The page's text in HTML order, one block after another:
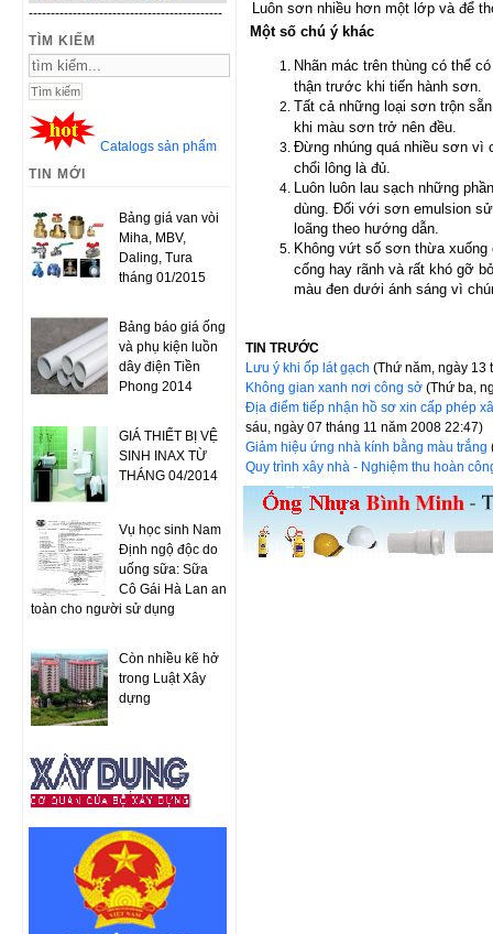
--------------------------------------------
TÌM KIẾM
Catalogs sản phẩm
TIN MỚI
Bảng giá van vòi
Miha, MBV,
Daling, Tura
tháng 01/2015
Bảng báo giá ống
và phụ kiện luồn
dây điện Tiền
Phong 2014
GIÁ THIẾT BỊ VỆ
SINH INAX TỪ
THÁNG 04/2014
Vụ học sinh Nam
Định ngộ độc do
uống sữa: Sữa
Cô Gái Hà Lan an
toàn cho người sử dụng
Còn nhiều kẽ hở
trong Luật Xây
dựng
Luôn sơn nhiều hơn một lớp và để
Một số chú ý khác
Nhãn mác trên thùng có thể
thận trước khi tiến hành sơn.
Tất cả những loại sơn trộn
khi màu sơn trở nên đều.
Đừng nhúng quá nhiều sơn vì
chổi lông là đủ.
Luôn luôn lau sạch những
dùng. Đối với sơn emulsion
loãng theo hướng dẫn.
Không vứt số sơn thừa
cống hay rãnh và rất khó gỡ
màu đen dưới ánh sáng vì
TIN TRƯỚC
Lưu ý khi ốp lát gạch(Thứ năm, ngày 13
Không gian xanh nơi công sở(Thứ ba,
Địa điểm tiếp nhận hồ sơ xin cấp phép
sáu, ngày 07 tháng 11 năm 2008 22:47)
Giảm hiệu ứng nhà kính bằng màu trắng
Quy trình xây nhà - Nghiệm thu hoàn